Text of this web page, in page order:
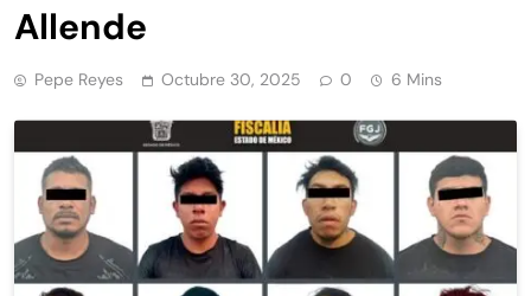
Allende
Pepe Reyes Octubre 30, 2025 0 6 Mins